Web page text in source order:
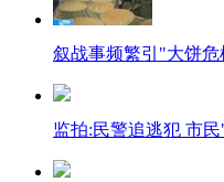
叙战事频繁引"大饼
监拍:民警追逃犯 市